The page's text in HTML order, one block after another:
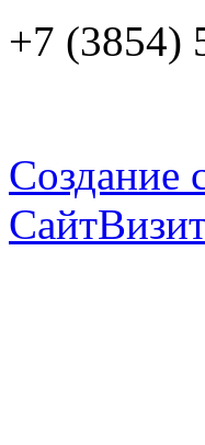
+7 (3854)
Создание